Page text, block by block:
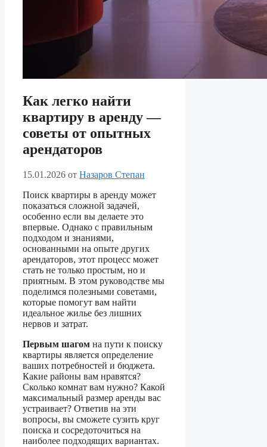
Как легко найти
квартиру в аренду —
советы от опытных
арендаторов
15.01.2026 от Назаров Степан
Поиск квартиры в аренду может
показаться сложной задачей,
особенно если вы делаете это
впервые. Однако с правильным
подходом и знаниями,
основанными на опыте других
арендаторов, этот процесс может
стать не только простым, но и
приятным. В этом руководстве мы
поделимся полезными советами,
которые помогут вам найти
идеальное жилье без лишних
нервов и затрат.
Первым шагом на пути к поиску
квартиры является определение
ваших потребностей и бюджета.
Какие районы вам нравятся?
Сколько комнат вам нужно? Какой
максимальный размер аренды вас
устраивает? Ответив на эти
вопросы, вы сможете сузить круг
поиска и сосредоточиться на
наиболее подходящих вариантах.